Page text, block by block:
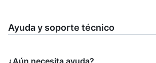
Ayuda y soporte técnico
¿Aún necesita ayuda?